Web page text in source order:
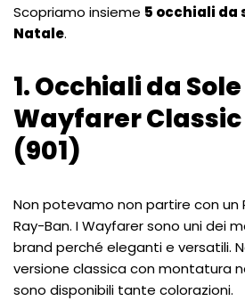
Scopriamo insieme 5 occhiali da
Natale.
1. Occhiali da
Wayfarer Classic
(901)
Non potevamo non partire con un
Ray-Ban. I Wayfarer sono uni dei
brand perché eleganti e versatili.
versione classica con montatura
sono disponibili tante colorazioni.